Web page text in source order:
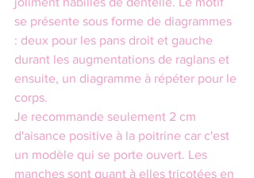
se présente sous forme de diagrammes
: deux pour les pans droit et gauche
durant les augmentations de raglans et
ensuite, un diagramme à répéter pour le
corps.
Je recommande seulement 2 cm
d'aisance positive à la poitrine car c'est
un modèle qui se porte ouvert. Les
manches sont quant à elles tricotées en